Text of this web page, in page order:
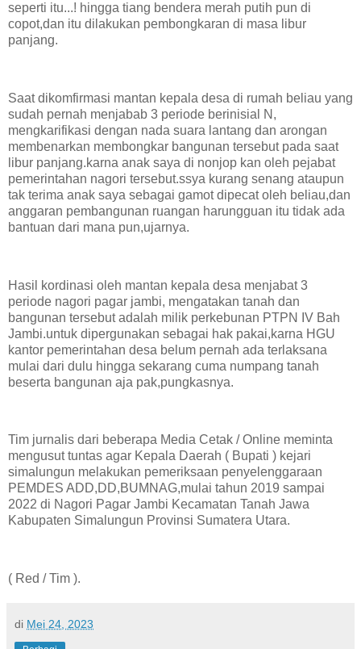
seperti itu...! hingga tiang bendera merah putih pun di
copot,dan itu dilakukan pembongkaran di masa libur
panjang.
Saat dikomfirmasi mantan kepala desa di rumah beliau yang
sudah pernah menjabab 3 periode berinisial N,
mengkarifikasi dengan nada suara lantang dan arongan
membenarkan membongkar bangunan tersebut pada saat
libur panjang.karna anak saya di nonjop kan oleh pejabat
pemerintahan nagori tersebut.ssya kurang senang ataupun
tak terima anak saya sebagai gamot dipecat oleh beliau,dan
anggaran pembangunan ruangan harungguan itu tidak ada
bantuan dari mana pun,ujarnya.
Hasil kordinasi oleh mantan kepala desa menjabat 3
periode nagori pagar jambi, mengatakan tanah dan
bangunan tersebut adalah milik perkebunan PTPN IV Bah
Jambi.untuk dipergunakan sebagai hak pakai,karna HGU
kantor pemerintahan desa belum pernah ada terlaksana
mulai dari dulu hingga sekarang cuma numpang tanah
beserta bangunan aja pak,pungkasnya.
Tim jurnalis dari beberapa Media Cetak / Online meminta
mengusut tuntas agar Kepala Daerah ( Bupati ) kejari
simalungun melakukan pemeriksaan penyelenggaraan
PEMDES ADD,DD,BUMNAG,mulai tahun 2019 sampai
2022 di Nagori Pagar Jambi Kecamatan Tanah Jawa
Kabupaten Simalungun Provinsi Sumatera Utara.
( Red / Tim ).
di Mei 24, 2023